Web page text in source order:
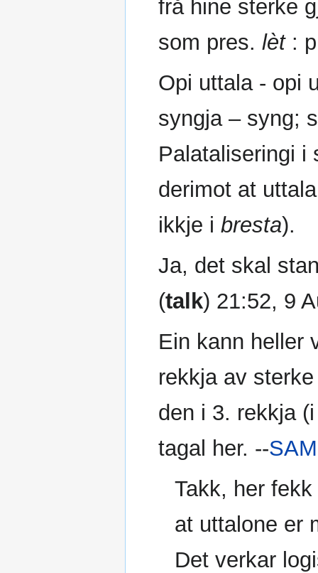
frå hine sterke
som pres.lèt:
Opi uttala - opi
syngja – syng;
Palataliseringi i
derimot at
ikkje ibresta).
Ja, det skal
(talk) 21:52, 9
Ein kann heller
rekkja av
den i 3. rekkja
tagal her. --SAM
Takk, her
at uttalone er
Det verkar